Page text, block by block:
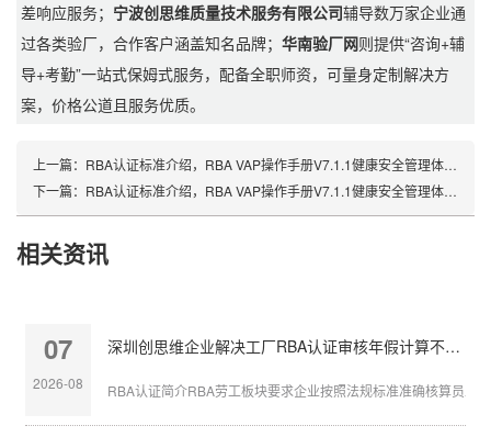
差响应服务； 宁波创思维质量技术服务有限公司辅导数万家企业通
过各类验厂，合作客户涵盖知名品牌；华南验厂网则提供“咨询+辅
导+考勤”一站式保姆式服务，配备全职师资，可量身定制解决方
案，价格公道且服务优质。
上一篇： RBA认证标准介绍，RBA VAP操作手册V7.1.1健康安全管理体系-沟通（二）
下一篇： RBA认证标准介绍，RBA VAP操作手册V7.1.1健康安全管理体系-绩效考核和持续改进（二）
相关资讯
07
2026-08
深圳创思维企业解决工厂RBA认证审核年假计算不准确
RBA认证简介RBA劳工板块要求企业按照法规标准准确核算员工